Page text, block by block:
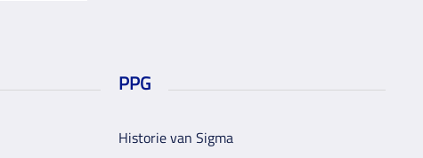
PPG
Historie van Sigma